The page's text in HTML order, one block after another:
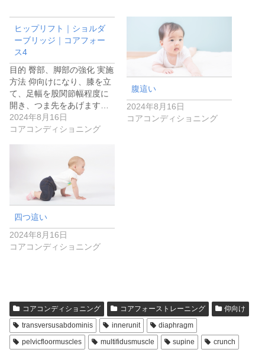
ヒップリフト｜ショルダ
ーブリッジ｜コアフォー
ス4
目的 臀部、脚部の強化 実施
方法 仰向けになり、膝を立
て、足幅を股関節幅程度に
開き、つま先をあげます…
2024年8月16日
コアコンディショニング
腹這い
2024年8月16日
コアコンディショニング
四つ這い
2024年8月16日
コアコンディショニング
コアコンディショニング コアフォーストレーニング
仰向け
transversusabdominis
innerunit
diaphragm
pelvicfloormuscles
multifidusmuscle supine crunch